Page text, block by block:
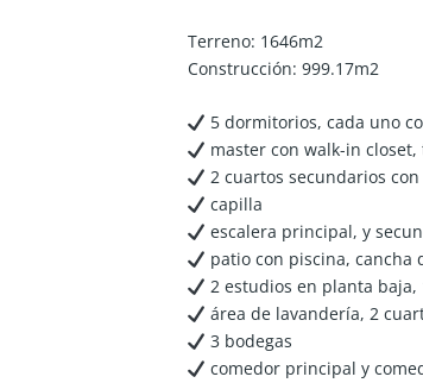
Terreno: 1646m2
Construcción: 999.17m2
5 dormitorios, cada uno
master con walk-in
2 cuartos secundarios
capilla
escalera principal, y
patio con piscina, cancha
2 estudios en planta
área de lavandería, 2
3 bodegas
comedor principal y